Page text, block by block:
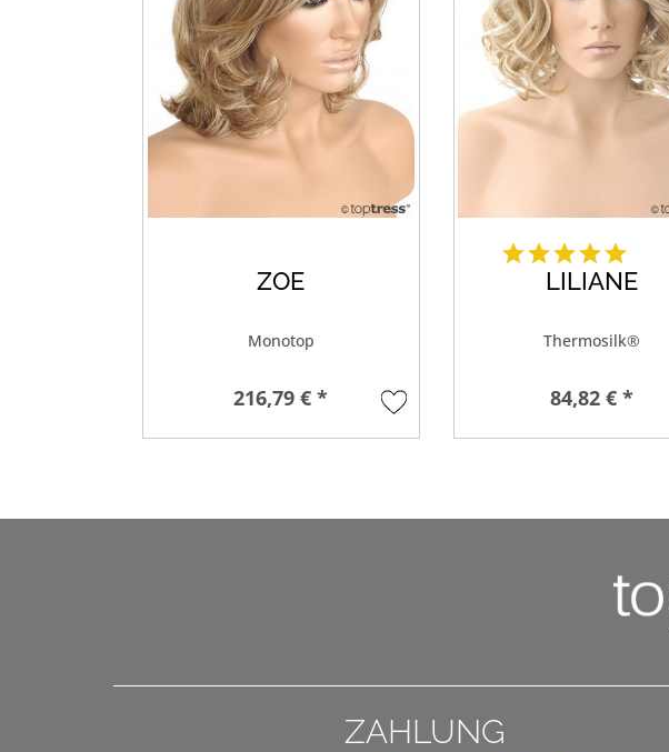
ZOE
Monotop
216,79 € *
LILIANE
Thermosilk®
84,82 € *
ZAHLUNG